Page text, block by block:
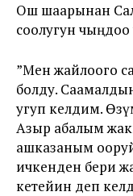
Ош шаарынан
соолугун
”Мен жайлоого
болду.
угуп келдим.
Азыр абалым
ашказаным
ичкенден бери
кетейин деп